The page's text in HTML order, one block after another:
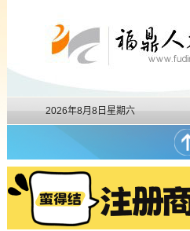
2026年8月8日星期六